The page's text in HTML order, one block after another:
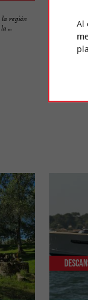
la región
...
Una playa
acceso y
2,7
Al